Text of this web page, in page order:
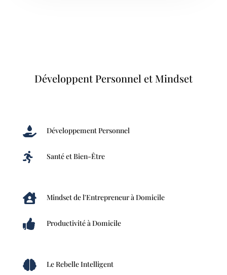
Développent Personnel et Mindset
 Développement Personnel
 Santé et Bien-Être
 Mindset de l'Entrepreneur à Domicile
 Productivité à Domicile
 Le Rebelle Intelligent